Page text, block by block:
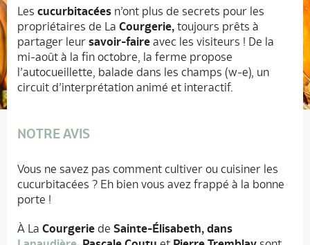
Les cucurbitacées n’ont plus de secrets pour les
propriétaires de La Courgerie, toujours prêts à
partager leur savoir-faire avec les visiteurs ! De la
mi-août à la fin octobre, la ferme propose
l’autocueillette, balade dans les champs (w-e), un
circuit d’interprétation animé et interactif.
NOTRE AVIS
Vous ne savez pas comment cultiver ou cuisiner les
cucurbitacées ? Eh bien vous avez frappé à la bonne
porte !
À La Courgerie de Sainte-Élisabeth, dans